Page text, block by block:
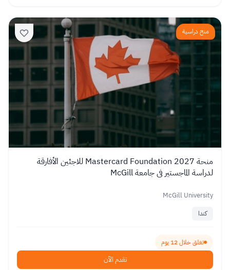
منح دراسية
منحة Mastercard Foundation 2027 للاجئين الأفارقة
لدراسة الماجستير في جامعة McGill
McGill University
كندا
تغلق خلال 12 يوم
تقدم الآن